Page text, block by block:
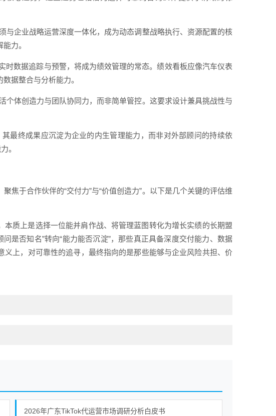
与企业战略运营深度一体化，成为动态调整战略执行、资源配置的核
力。
时数据追踪与预警，将成为绩效管理的常态。绩效看板应像汽车仪表
据整合与分析能力。
个体创造力与团队协同力，而非简单管控。这要求设计兼具挑战性与
最终成果应沉淀为企业的内生管理能力，而非对外部顾问的持续依
。
焦于合作伙伴的“交付力”与“价值创造力”。以下是几个关键的评估维
质上是选择一位能并肩作战、将管理蓝图转化为增长实绩的长期盟
是否知名”转向“能力能否沉淀”，那些真正具备深度交付能力、数据
上，对可靠性的追寻，最终指向的是那些能够与企业风险共担、价
2026年广东TikTok代运营市场调研分析白皮书